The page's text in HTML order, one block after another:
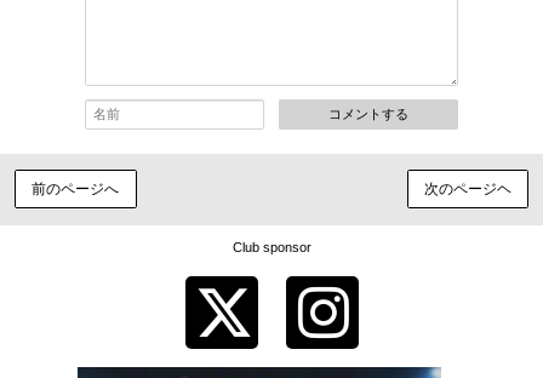
コメントする
前のページへ 次のページヘ
Club sponsor